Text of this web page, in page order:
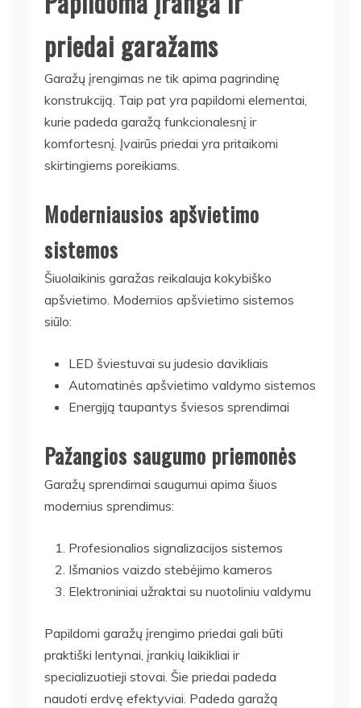
priedai garažams
Garažų įrengimas ne tik apima pagrindinę
konstrukciją. Taip pat yra papildomi elementai,
kurie padeda garažą funkcionalesnį ir
komfortesnį. Įvairūs priedai yra pritaikomi
skirtingiems poreikiams.
Moderniausios apšvietimo
sistemos
Šiuolaikinis garažas reikalauja kokybiško
apšvietimo. Modernios apšvietimo sistemos
siūlo:
LED šviestuvai su judesio davikliais
Automatinės apšvietimo valdymo sistemos
Energiją taupantys šviesos sprendimai
Pažangios saugumo priemonės
Garažų sprendimai saugumui apima šiuos
modernius sprendimus:
Profesionalios signalizacijos sistemos
Išmanios vaizdo stebėjimo kameros
Elektroniniai užraktai su nuotoliniu valdymu
Papildomi garažų įrengimo priedai gali būti
praktiški lentynai, įrankių laikikliai ir
specializuotieji stovai. Šie priedai padeda
naudoti erdvę efektyviai. Padeda garažą